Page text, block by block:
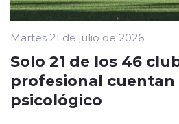
Martes 21 de julio de 2026
Solo 21 de los 46
profesional cuentan
psicológico